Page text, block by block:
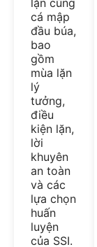
cá mập
đầu búa,
bao
gồm
mùa lặn
lý
tưởng,
điều
kiện lặn,
lời
khuyên
an toàn
và các
lựa chọn
huấn
luyện
của SSI.